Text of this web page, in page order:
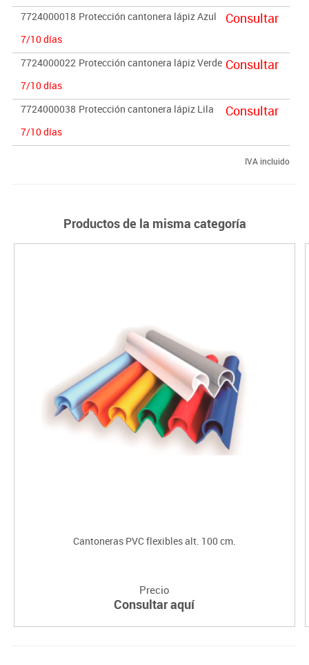
7724000018 Protección cantonera lápiz Azul
7/10 días
Consultar
7724000022 Protección cantonera lápiz Verde
7/10 días
Consultar
7724000038 Protección cantonera lápiz Lila
7/10 días
Consultar
IVA incluido
Productos de la misma categoría
Cantoneras PVC flexibles alt. 100 cm.
Precio
Consultar aquí